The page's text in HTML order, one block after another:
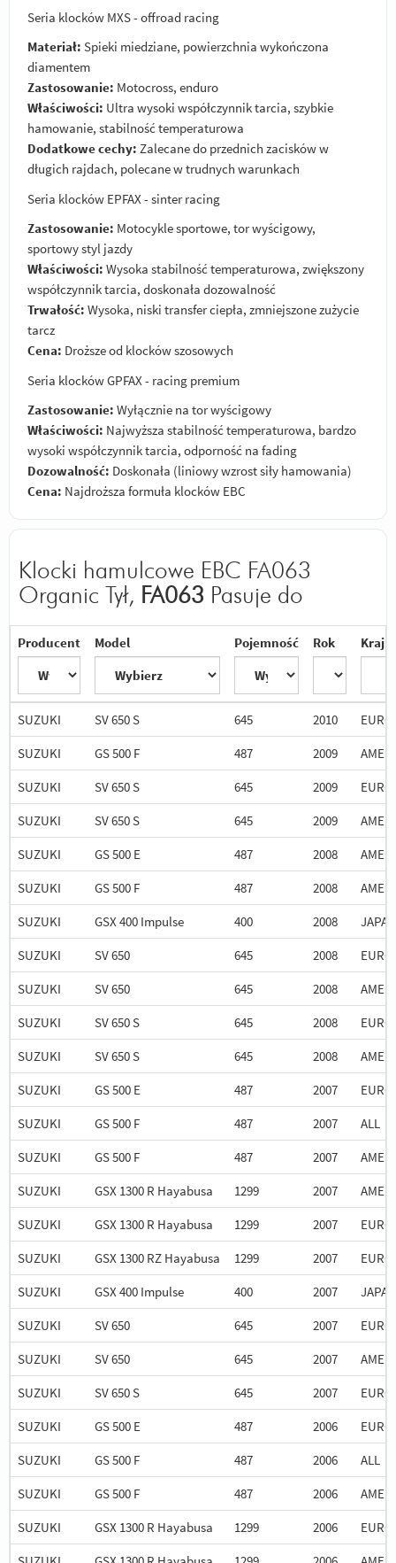
Seria klocków MXS - offroad racing
Materiał: Spieki miedziane, powierzchnia wykończona
diamentem
Zastosowanie: Motocross, enduro
Właściwości: Ultra wysoki współczynnik tarcia, szybkie
hamowanie, stabilność temperaturowa
Dodatkowe cechy: Zalecane do przednich zacisków w
długich rajdach, polecane w trudnych warunkach
Seria klocków EPFAX - sinter racing
Zastosowanie: Motocykle sportowe, tor wyścigowy,
sportowy styl jazdy
Właściwości: Wysoka stabilność temperaturowa, zwiększony
współczynnik tarcia, doskonała dozowalność
Trwałość: Wysoka, niski transfer ciepła, zmniejszone zużycie
tarcz
Cena: Droższe od klocków szosowych
Seria klocków GPFAX - racing premium
Zastosowanie: Wyłącznie na tor wyścigowy
Właściwości: Najwyższa stabilność temperaturowa, bardzo
wysoki współczynnik tarcia, odporność na fading
Dozowalność: Doskonała (liniowy wzrost siły hamowania)
Cena: Najdroższa formuła klocków EBC
Klocki hamulcowe EBC FA063
Organic Tył, FA063 Pasuje do
Producent Model Pojemność Rok Kraj
SUZUKI SV 650 S 645 2010
SUZUKI
GS 500 F 487 2009
SUZUKI
SV 650 S 645 2009
SUZUKI
SV 650 S 645 2009
SUZUKI
GS 500 E 487 2008
SUZUKI
GS 500 F 487 2008
SUZUKI
GSX 400 Impulse 400 2008
JAPAN
SUZUKI
SV 650 645 2008
SUZUKI
SV 650 645 2008
SUZUKI
SV 650 S 645 2008
SUZUKI
SV 650 S 645 2008
SUZUKI
GS 500 E 487 2007
SUZUKI
GS 500 F 487 2007
ALL
SUZUKI
GS 500 F 487 2007
SUZUKI
GSX 1300 R Hayabusa 1299 2007
SUZUKI
GSX 1300 R Hayabusa 1299 2007
SUZUKI
GSX 1300 RZ Hayabusa 1299 2007
SUZUKI
GSX 400 Impulse 400 2007
JAPAN
SUZUKI
SV 650 645 2007
SUZUKI
SV 650 645 2007
SUZUKI
SV 650 S 645 2007
SUZUKI
GS 500 E 487 2006
SUZUKI
GS 500 F 487 2006
ALL
SUZUKI
GS 500 F 487 2006
SUZUKI
GSX 1300 R Hayabusa 1299 2006